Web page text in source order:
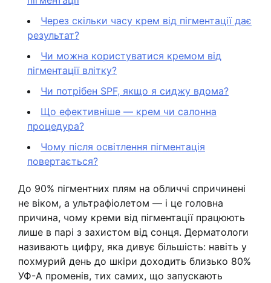
Через скільки часу крем від пігментації дає
результат?
Чи можна користуватися кремом від
пігментації влітку?
Чи потрібен SPF, якщо я сиджу вдома?
Що ефективніше — крем чи салонна
процедура?
Чому після освітлення пігментація
повертається?
До 90% пігментних плям на обличчі спричинені
не віком, а ультрафіолетом — і це головна
причина, чому креми від пігментації працюють
лише в парі з захистом від сонця. Дерматологи
називають цифру, яка дивує більшість: навіть у
похмурий день до шкіри доходить близько 80%
УФ-А променів, тих самих, що запускають